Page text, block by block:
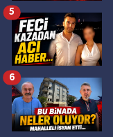
5
6